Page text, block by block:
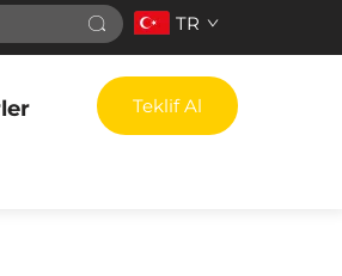
TR
Teklif Al